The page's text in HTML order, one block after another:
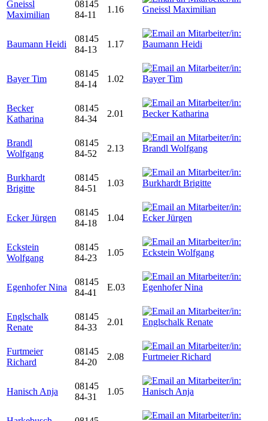
Gneissl
Maximilian
08145
84-11
1.16
Baumann Heidi
08145
84-13
1.17
Bayer Tim
08145
84-14
1.02
Becker
Katharina
08145
84-34
2.01
Brandl
Wolfgang
08145
84-52
2.13
Burkhardt
Brigitte
08145
84-51
1.03
Ecker Jürgen
08145
84-18
1.04
Eckstein
Wolfgang
08145
84-23
1.05
Egenhofer Nina
08145
84-41
E.03
Englschalk
Renate
08145
84-33
2.01
Furtmeier
Richard
08145
84-20
2.08
Hanisch Anja
08145
84-31
1.05